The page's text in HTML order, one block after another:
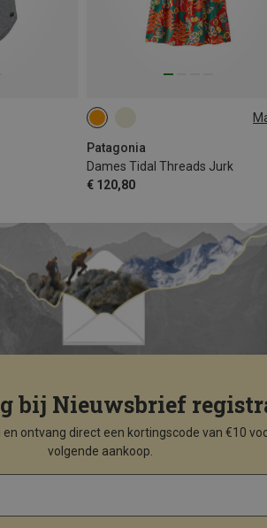
Patagonia
Dames Tidal Threads Jurk
€ 120,80
XS
bij Nieuwsbrief
en ontvang direct een kortingscode van €10
volgende aankoop.